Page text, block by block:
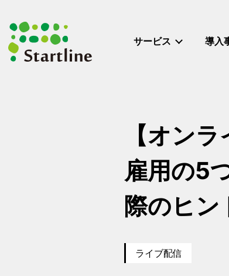
コ
サービス 導入
【オン
雇用の5
際のヒン
カテゴリー
ライブ配信